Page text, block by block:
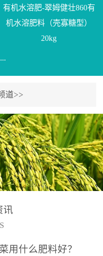
底肥：亩用本品40kg-
100kg可替代有机肥，配合
与复合肥、水溶肥或细土
混均后沟施、穴施、撒施
均可。3、沟施穴施:幼树
环状沟施，每棵用150-
200g，成年树放射状沟
施，每棵用0.5kg-1kg，可
拌肥施，也可拌土施。4、
拌苗床土：每平方米苗床
土用本品1kg-2kg与苗床土
混匀后播种。5、园林盆
土用本品30g-50g追肥或作
底肥。
有机水溶肥-翠姆健壮860有
机水溶肥料（壳寡糖型）
20kg
...
【通用名称】有机水溶肥
料【产品剂型】水剂【产
品规格】5kg、20kg【技术
指标】有机质≥200g/L、
N+K2O70g/L、PH:6.5-
8.5、水不溶物≤50g/L【执
行标准】NY/T3831-
(2019)准字15306号【使用
方法】适合于基施、追
灌及无土栽培和营养液的
道>>
讯
用什么肥料好？